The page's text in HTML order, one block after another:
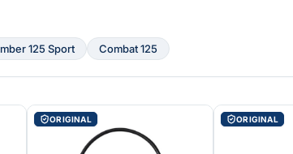
125 Sport Combat 125
ORIGINAL ORIGINAL